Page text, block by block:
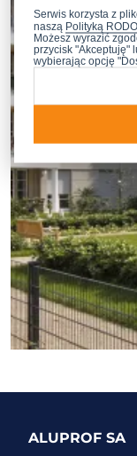
ALUPROF SA
Serwis korzysta z
naszą Polityką RODO
Możesz wyrazić
przycisk "Akceptuję"
wybierając opcję